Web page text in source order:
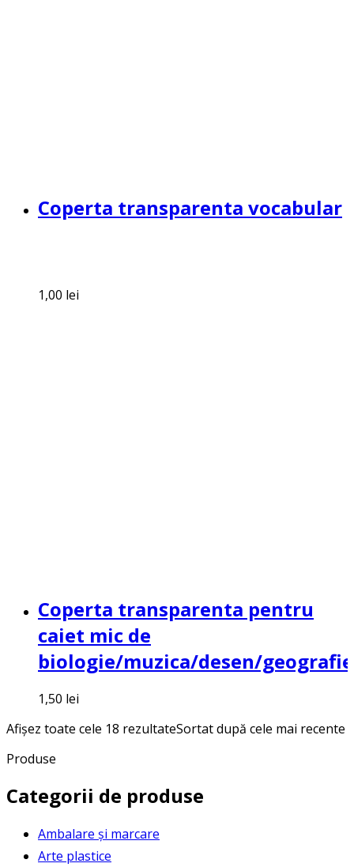
Coperta transparenta vocabular
1,00 lei
Coperta transparenta pentru
caiet mic de
biologie/muzica/desen/geografie
1,50 lei
Afișez toate cele 18 rezultateSortat după cele mai recente
Produse
Categorii de produse
Ambalare și marcare
Arte plastice